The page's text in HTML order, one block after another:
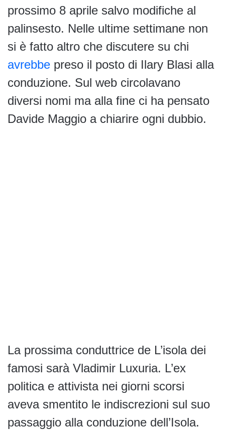
prossimo 8 aprile salvo modifiche al
palinsesto. Nelle ultime settimane non
si è fatto altro che discutere su chi
avrebbe preso il posto di Ilary Blasi alla
conduzione. Sul web circolavano
diversi nomi ma alla fine ci ha pensato
Davide Maggio a chiarire ogni dubbio.
La prossima conduttrice de L’isola dei
famosi sarà Vladimir Luxuria. L’ex
politica e attivista nei giorni scorsi
aveva smentito le indiscrezioni sul suo
passaggio alla conduzione dell’Isola.